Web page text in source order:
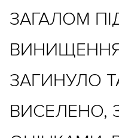
ЗАГАЛОМ
ВИНИЩЕННЯ
ЗАГИНУЛО
ВИСЕЛЕНО,